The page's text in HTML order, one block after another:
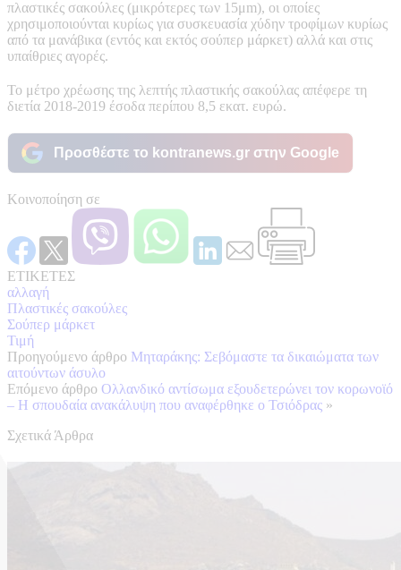
πλαστικές σακούλες (μικρότερες των 15μm), οι οποίες
χρησιμοποιούνται κυρίως για συσκευασία χύδην τροφίμων κυρίως
από τα μανάβικα (εντός και εκτός σούπερ μάρκετ) αλλά και στις
υπαίθριες αγορές.
Το μέτρο χρέωσης της λεπτής πλαστικής σακούλας απέφερε τη
διετία 2018-2019 έσοδα περίπου 8,5 εκατ. ευρώ.
Προσθέστε το kontranews.gr στην Google
Κοινοποίηση σε
ΕΤΙΚΕΤΕΣ
αλλαγή
Πλαστικές σακούλες
Σούπερ μάρκετ
Τιμή
Προηγούμενο άρθρο Μηταράκης: Σεβόμαστε τα δικαιώματα των
αιτούντων άσυλο
Επόμενο άρθρο Ολλανδικό αντίσωμα εξουδετερώνει τον κορωνοϊό
– Η σπουδαία ανακάλυψη που αναφέρθηκε ο Τσιόδρας »
Σχετικά Άρθρα